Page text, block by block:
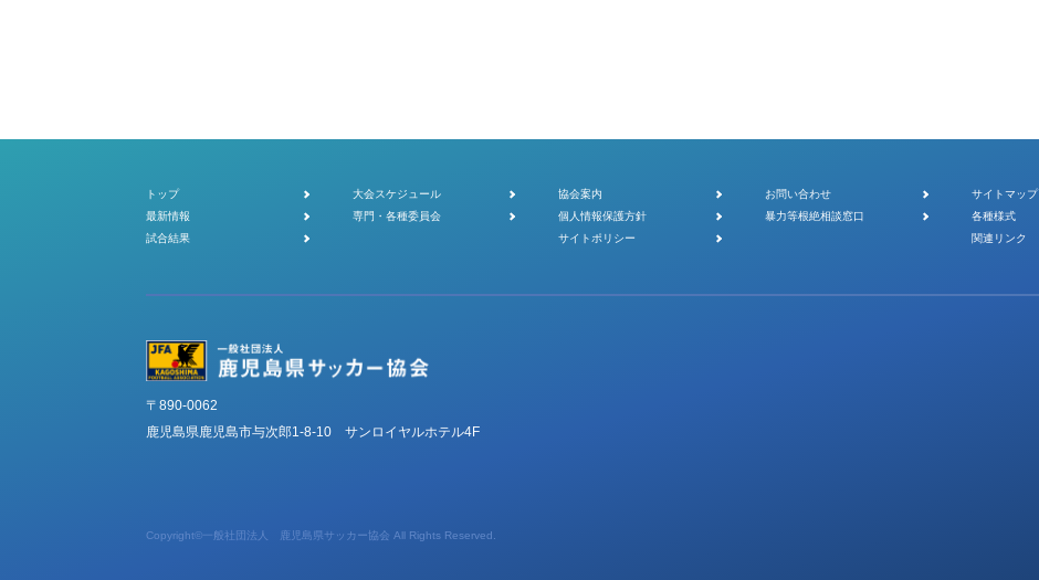
トップ
最新情報
試合結果
大会スケジュール
専門・各種委員会
協会案内
個人情報保護方針
サイトポリシー
お問い合わせ
暴力等根絶相談窓口
サイトマップ
各種様式
関連リンク
〒890-0062
鹿児島県鹿児島市与次郎1-8-10 サンロイヤルホテル4F
Copyright©一般社団法人 鹿児島県サッカー協会 All Rights Reserved.